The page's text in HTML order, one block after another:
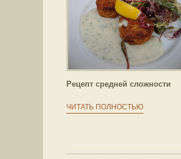
Рецепт средней сложности
ЧИТАТЬ ПОЛНОСТЬЮ